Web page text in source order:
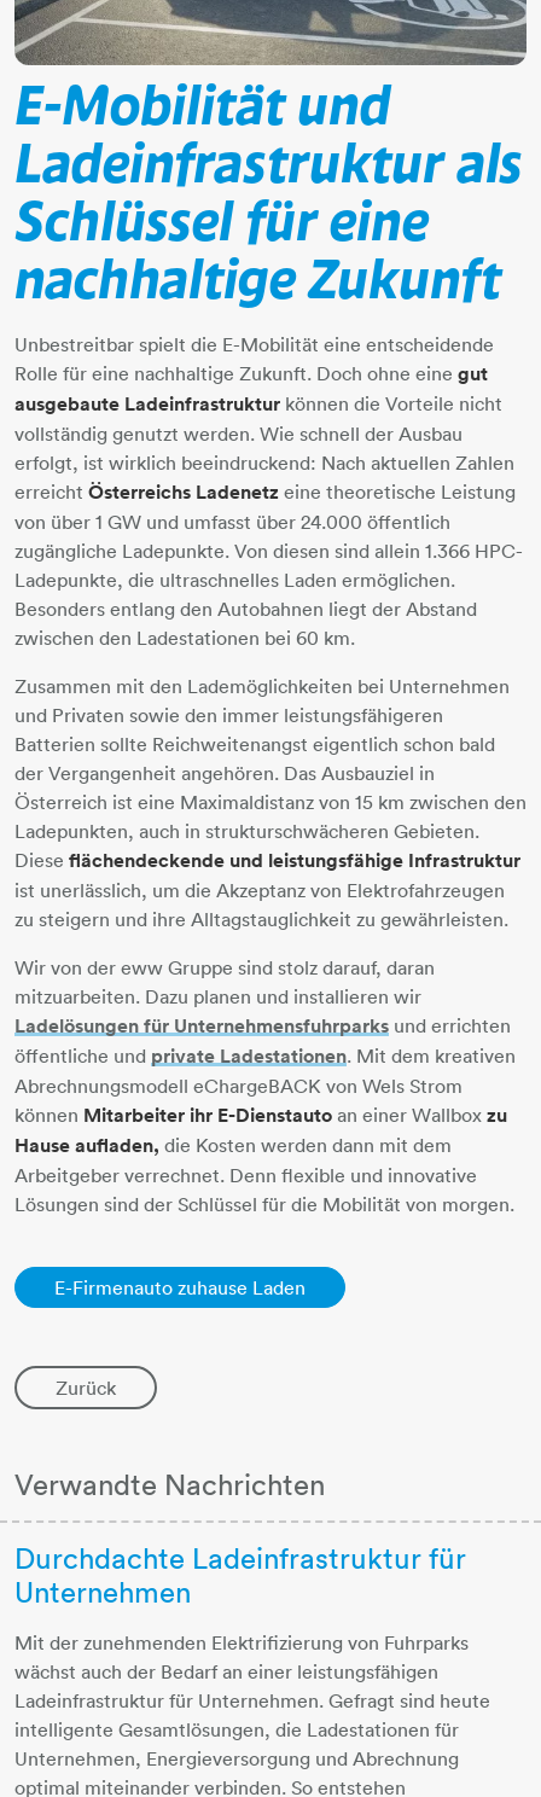
E-Mobilität und
Ladeinfrastruktur als
Schlüssel für eine
nachhaltige Zukunft
Unbestreitbar spielt die E-Mobilität eine entscheidende
Rolle für eine nachhaltige Zukunft. Doch ohne eine gut
ausgebaute Ladeinfrastruktur können die Vorteile nicht
vollständig genutzt werden. Wie schnell der Ausbau
erfolgt, ist wirklich beeindruckend: Nach aktuellen Zahlen
erreicht Österreichs Ladenetz eine theoretische Leistung
von über 1 GW und umfasst über 24.000 öffentlich
zugängliche Ladepunkte. Von diesen sind allein 1.366 HPC-
Ladepunkte, die ultraschnelles Laden ermöglichen.
Besonders entlang den Autobahnen liegt der Abstand
zwischen den Ladestationen bei 60 km.
Zusammen mit den Lademöglichkeiten bei Unternehmen
und Privaten sowie den immer leistungsfähigeren
Batterien sollte Reichweitenangst eigentlich schon bald
der Vergangenheit angehören. Das Ausbauziel in
Österreich ist eine Maximaldistanz von 15 km zwischen den
Ladepunkten, auch in strukturschwächeren Gebieten.
Diese flächendeckende und leistungsfähige Infrastruktur
ist unerlässlich, um die Akzeptanz von Elektrofahrzeugen
zu steigern und ihre Alltagstauglichkeit zu gewährleisten.
Wir von der eww Gruppe sind stolz darauf, daran
mitzuarbeiten. Dazu planen und installieren wir
Ladelösungen für Unternehmensfuhrparks und errichten
öffentliche und private Ladestationen​​​​​​​​​​​​​​. Mit dem kreativen
Abrechnungsmodell eChargeBACK von Wels Strom
können Mitarbeiter ihr E-Dienstauto an einer Wallbox zu
Hause aufladen, die Kosten werden dann mit dem
Arbeitgeber verrechnet. Denn flexible und innovative
Lösungen sind der Schlüssel für die Mobilität von morgen.
E-Firmenauto zuhause Laden
Zurück
Verwandte Nachrichten
Durchdachte Ladeinfrastruktur für
Unternehmen
Mit der zunehmenden Elektrifizierung von Fuhrparks
wächst auch der Bedarf an einer leistungsfähigen
Ladeinfrastruktur für Unternehmen. Gefragt sind heute
intelligente Gesamtlösungen, die Ladestationen für
Unternehmen, Energieversorgung und Abrechnung
optimal miteinander verbinden. So entstehen